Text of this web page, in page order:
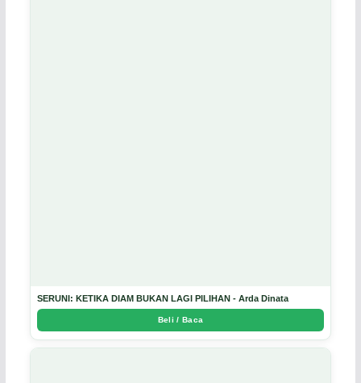
SERUNI: KETIKA DIAM BUKAN LAGI PILIHAN - Arda Dinata
Beli / Baca